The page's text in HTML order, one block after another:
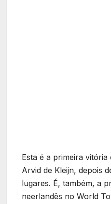
Esta é a primeira
Arvid de Kleijn, depois
lugares. É, também, a
neerlandês no World